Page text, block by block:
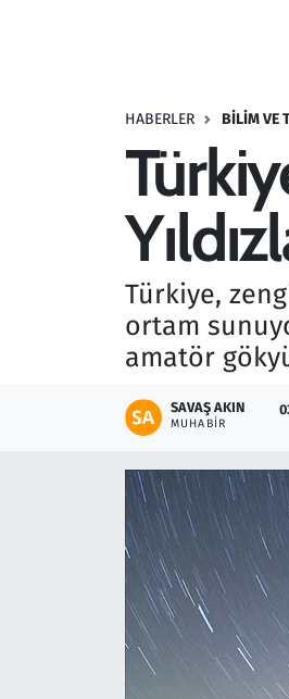
HABERLER BILIM VE
Türkiye,
ortam
amatör
SAVAŞ AKIN
MUHABIR
Savunma Sanayi
Televizyon